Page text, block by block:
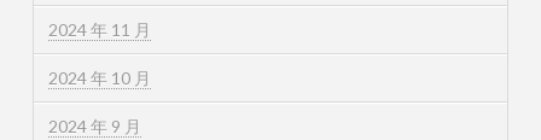
2024 年 11 月
2024 年 10 月
2024 年 9 月